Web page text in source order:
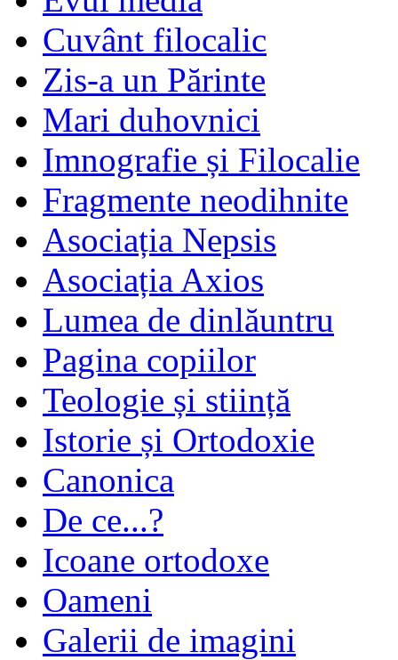
Cuvânt filocalic
Zis-a un Părinte
Mari duhovnici
Imnografie și Filocalie
Fragmente neodihnite
Asociația Nepsis
Asociația Axios
Lumea de dinlăuntru
Pagina copiilor
Teologie și stiință
Istorie și Ortodoxie
Canonica
De ce...?
Icoane ortodoxe
Oameni
Galerii de imagini